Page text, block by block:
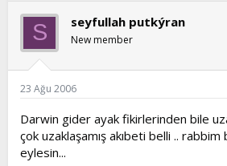
S seyfullah putkýran
New member
23 Ağu 2006
Darwin gider ayak fikirlerinden bile
çok uzaklaşamış akıbeti belli ..
eylesin...